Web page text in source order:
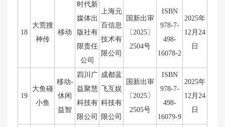
18
大荒搜
神传
移动
时代新
媒体出
版社有
限责任
公司
上海元
百信息
技术有
限公司
国新出审
〔2025〕
2504号
ISBN
978-7-
498-
16078-2
2025年
12月24
日
19
大鱼碰
小鱼
移动-
休闲
益智
四川广
益聚慧
科技有
限公司
成都蓝
飞互娱
科技有
限公司
国新出审
〔2025〕
2505号
ISBN
978-7-
498-
16079-9
2025年
12月24
日